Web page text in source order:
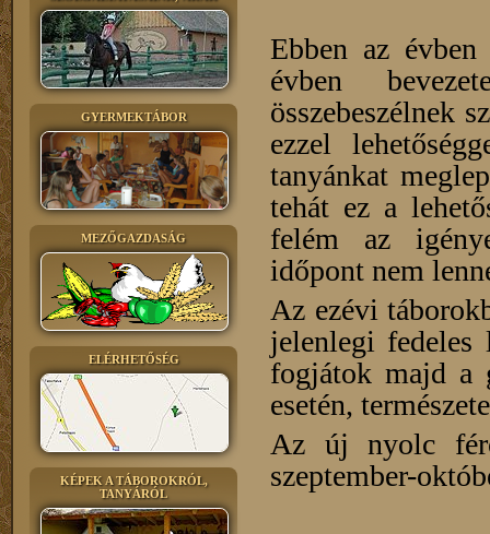
GYERMEKTÁBOR
MEZŐGAZDASÁG
ELÉRHETŐSÉG
KÉPEK A TÁBOROKRÓL,
TANYÁRÓL
Ebben az
évben
összebeszélnek
ezzel
tanyánkat
tehát ez a
felém az
időpont nem
Az ezévi
jelenlegi
fogjátok majd a
esetén,
Az új nyolc
szeptember-